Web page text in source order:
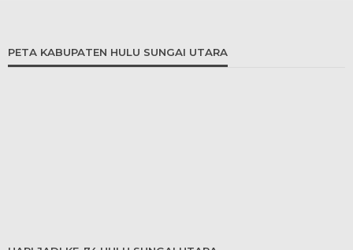
PETA KABUPATEN HULU SUNGAI UTARA